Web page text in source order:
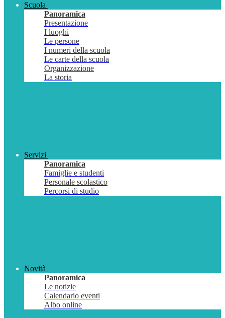
Scuola
Panoramica
Presentazione
I luoghi
Le persone
I numeri della scuola
Le carte della scuola
Organizzazione
La storia
Servizi
Panoramica
Famiglie e studenti
Personale scolastico
Percorsi di studio
Novità
Panoramica
Le notizie
Calendario eventi
Albo online